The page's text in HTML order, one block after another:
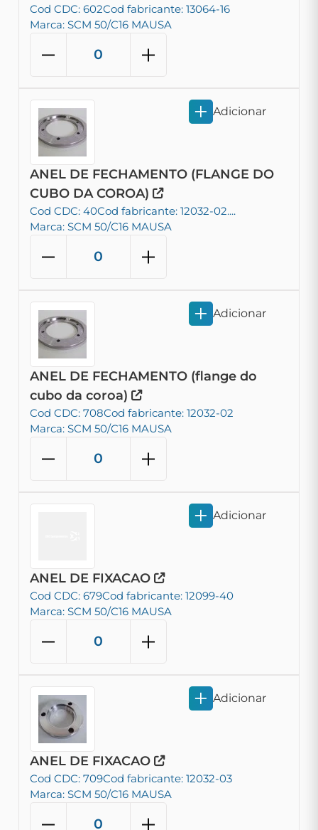
Cod CDC: 602Cod fabricante: 13064-16
Marca: SCM 50/C16 MAUSA
ANEL DE FECHAMENTO (FLANGE DO
CUBO DA COROA)
Cod CDC: 40Cod fabricante: 12032-02....
Marca: SCM 50/C16 MAUSA
Adicionar
ANEL DE FECHAMENTO (flange do
cubo da coroa)
Cod CDC: 708Cod fabricante: 12032-02
Marca: SCM 50/C16 MAUSA
Adicionar
ANEL DE FIXACAO
Cod CDC: 679Cod fabricante: 12099-40
Marca: SCM 50/C16 MAUSA
Adicionar
ANEL DE FIXACAO
Cod CDC: 709Cod fabricante: 12032-03
Marca: SCM 50/C16 MAUSA
Adicionar